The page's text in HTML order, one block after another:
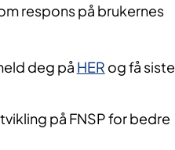
respons på brukernes
deg på HER og få siste
på FNSP for bedre